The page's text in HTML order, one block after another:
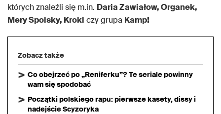
których znaleźli się m.in. Daria Zawiałow, Organek,
Mery Spolsky, Kroki czy grupa Kamp!
Zobacz także
Co obejrzeć po „Reniferku”? Te seriale powinny
wam się spodobać
Początki polskiego rapu: pierwsze kasety, dissy i
nadejście Scyzoryka